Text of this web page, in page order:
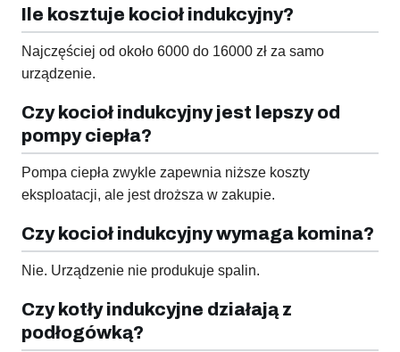
Ile kosztuje kocioł indukcyjny?
Najczęściej od około 6000 do 16000 zł za samo
urządzenie.
Czy kocioł indukcyjny jest lepszy od
pompy ciepła?
Pompa ciepła zwykle zapewnia niższe koszty
eksploatacji, ale jest droższa w zakupie.
Czy kocioł indukcyjny wymaga komina?
Nie. Urządzenie nie produkuje spalin.
Czy kotły indukcyjne działają z
podłogówką?